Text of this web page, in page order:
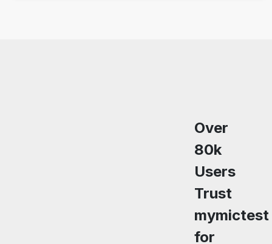
Over
80k
Users
Trust
mymictest
for